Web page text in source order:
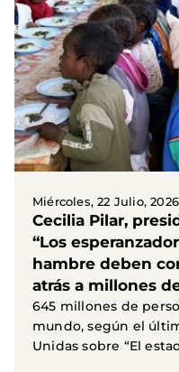
Miércoles, 22 Julio, 2026
Cecilia Pilar,
“Los
hambre deben
atrás a millones
645 millones de
mundo, según el
Unidas sobre “El